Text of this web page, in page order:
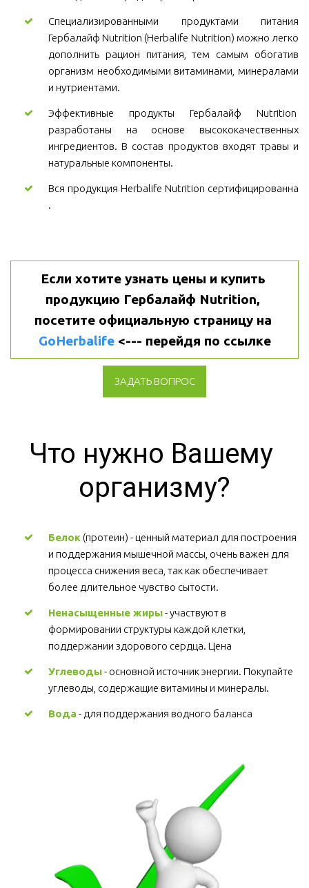
Специализированными продуктами питания
Гербалайф Nutrition (Herbalife Nutrition) можно легко
дополнить рацион питания, тем самым обогатив
организм необходимыми витаминами, минералами
и нутриентами.
Эффективные продукты Гербалайф Nutrition
разработаны на основе высококачественных
ингредиентов. В состав продуктов входят травы и
натуральные компоненты.
Вся продукция Herbalife Nutrition сертифицированна
.
Если хотите узнать цены и купить
продукцию Гербалайф Nutrition,
GoHerbalife <--- перейдя по ссылке
ЗАДАТЬ ВОПРОС
Что нужно Вашему
организму?
Белок (протеин) - ценный материал для построения
и поддержания мышечной массы, очень важен для
процесса снижения веса, так как обеспечивает
более длительное чувство сытости.
Ненасыщенные жиры - участвуют в
формировании структуры каждой клетки,
поддержании здорового сердца. Цена
Углеводы - основной источник энергии. Покупайте
углеводы, содержащие витамины и минералы.
Вода - для поддержания водного баланса